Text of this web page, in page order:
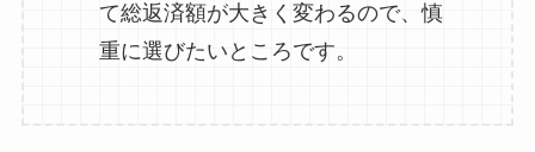
て総返済額が大きく変わるので、慎
重に選びたいところです。